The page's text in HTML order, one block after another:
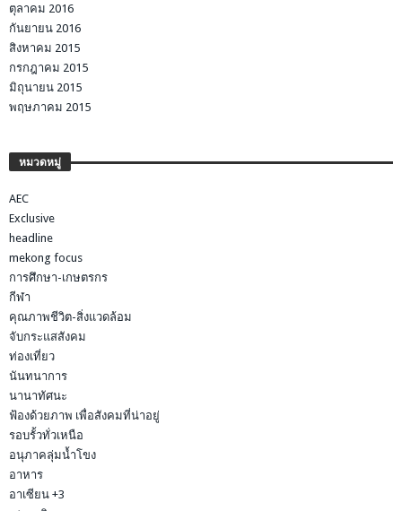
ตุลาคม 2016
กันยายน 2016
สิงหาคม 2015
กรกฎาคม 2015
มิถุนายน 2015
พฤษภาคม 2015
หมวดหมู่
AEC
Exclusive
headline
mekong focus
การศึกษา-เกษตรกร
กีฬา
คุณภาพชีวิต-สิ่งแวดล้อม
จับกระแสสังคม
ท่องเที่ยว
นันทนาการ
นานาทัศนะ
ฟ้องด้วยภาพ เพื่อสังคมที่น่าอยู่
รอบรั้วทั่วเหนือ
อนุภาคลุ่มน้ำโขง
อาหาร
อาเซียน +3